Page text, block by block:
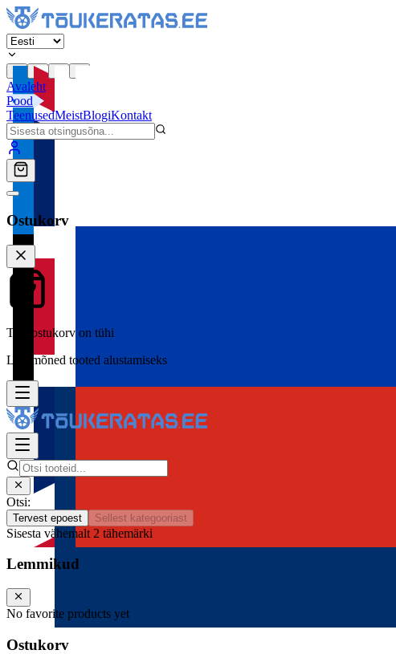
Avaleht
Pood
TeenusedMeistBlogiKontakt
Ostukorv
Teie ostukorv on tühi
Lisa mõned tooted alustamiseks
Otsi:
Tervest epoest Sellest kategooriast
Sisesta vähemalt 2 tähemärki
Lemmikud
No favorite products yet
Ostukorv